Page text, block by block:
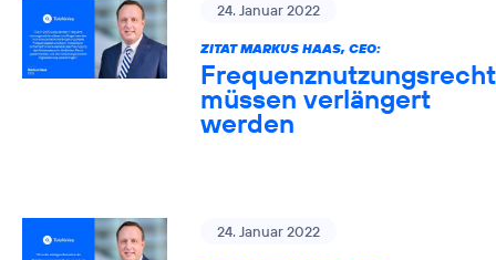
24. Januar 2022
ZITAT MARKUS HAAS, CEO:
müssen verlängert
werden
24. Januar 2022